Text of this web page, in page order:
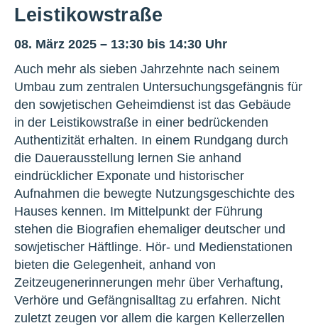
Leistikowstraße
08. März 2025 – 13:30 bis 14:30 Uhr
Auch mehr als sieben Jahrzehnte nach seinem
Umbau zum zentralen Untersuchungsgefängnis für
den sowjetischen Geheimdienst ist das Gebäude
in der Leistikowstraße in einer bedrückenden
Authentizität erhalten. In einem Rundgang durch
die Dauerausstellung lernen Sie anhand
eindrücklicher Exponate und historischer
Aufnahmen die bewegte Nutzungsgeschichte des
Hauses kennen. Im Mittelpunkt der Führung
stehen die Biografien ehemaliger deutscher und
sowjetischer Häftlinge. Hör- und Medienstationen
bieten die Gelegenheit, anhand von
Zeitzeugenerinnerungen mehr über Verhaftung,
Verhöre und Gefängnisalltag zu erfahren. Nicht
zuletzt zeugen vor allem die kargen Kellerzellen